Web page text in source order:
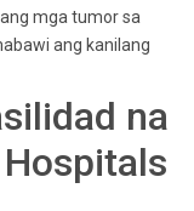
mga tumor sa
ang kanilang
na